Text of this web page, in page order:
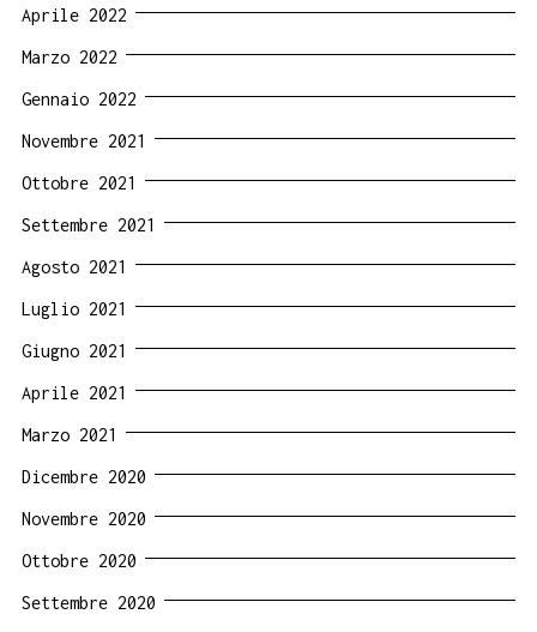
Aprile 2022
Marzo 2022
Gennaio 2022
Novembre 2021
Ottobre 2021
Settembre 2021
Agosto 2021
Luglio 2021
Giugno 2021
Aprile 2021
Marzo 2021
Dicembre 2020
Novembre 2020
Ottobre 2020
Settembre 2020